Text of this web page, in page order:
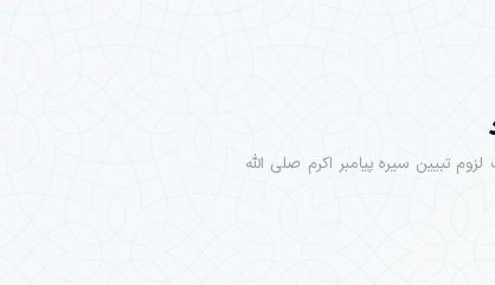
تبیین سیره پیامبر اکرم صلی الله